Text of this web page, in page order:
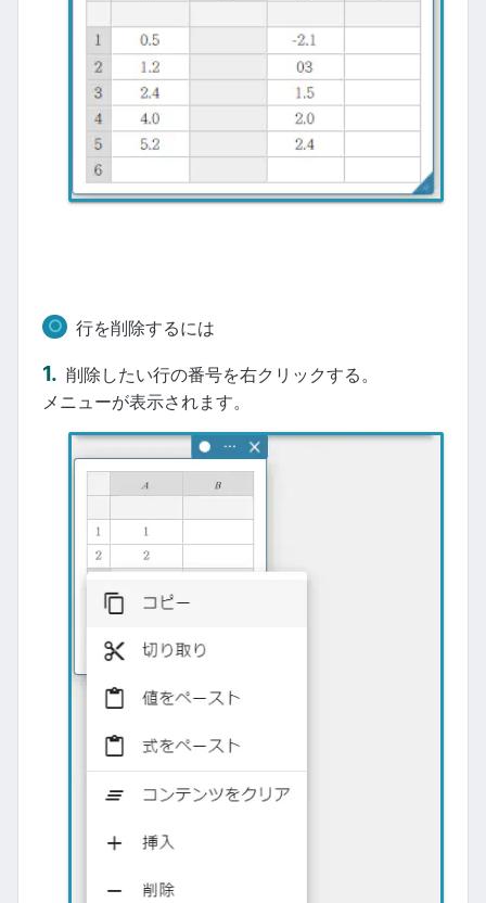
行を削除するには
削除したい行の番号を右クリックする。
メニューが表示されます。